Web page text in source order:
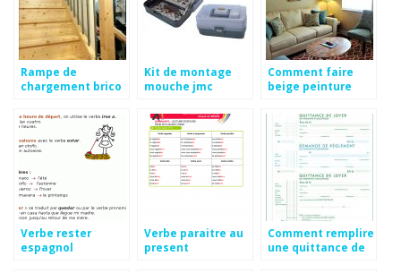
Rampe de
chargement brico
Kit de montage
mouche jmc
Comment faire
beige peinture
Verbe rester
espagnol
Verbe paraitre au
present
Comment remplire
une quittance de